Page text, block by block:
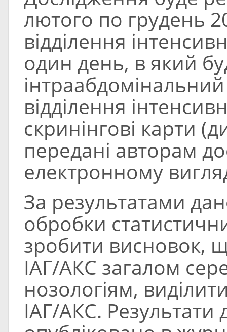
лютого по грудень
відділення
один день, в який
інтраабдомінальний
відділення
скринінгові карти
передані авторам
електронному
За результатами
обробки
зробити висновок,
ІАГ/АКС загалом
нозологіям,
ІАГ/АКС. Результати